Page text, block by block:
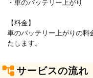
・車のバッテリー上がり
【料金】
車のバッテリー上がりの料
たします。
サービスの流れ